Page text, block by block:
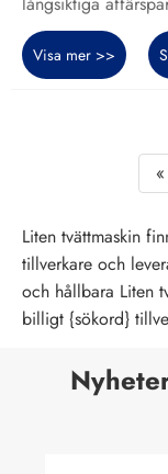
Visa mer >>
«
Liten tvättmaskin
tillverkare och
och hållbara Liten
billigt {sökord}